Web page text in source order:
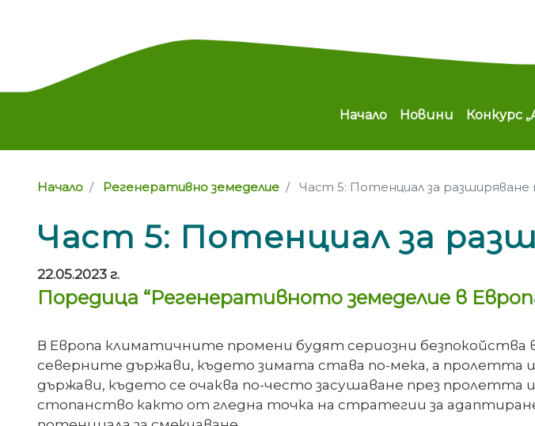
Main
Начало Новини Конкурс
Начало Регенеративно земеделие Част 5: Потенциал за
Част 5: Потенциал за
22.05.2023 г.
Поредица “Регенеративното земеделие в
В Европа климатичните промени будят сериозни
северните държави, където зимата става по-мека, а
държави, където се очаква по-често засушаване през
стопанство както от гледна точка на стратегии за